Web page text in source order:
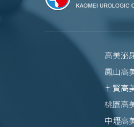
高美泌
鳳山高
七賢高
桃園高
中壢高